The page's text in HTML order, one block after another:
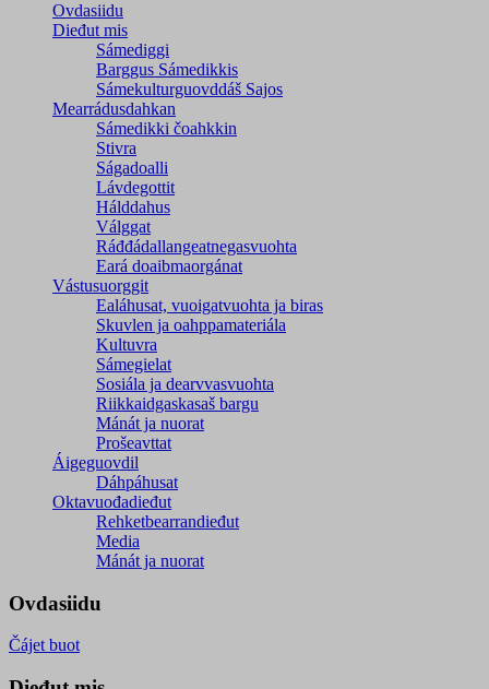
Ovdasiidu
Dieđut mis
Sámediggi
Barggus Sámedikkis
Sámekulturguovddáš Sajos
Mearrádusdahkan
Sámedikki čoahkkin
Stivra
Ságadoalli
Lávdegottit
Hálddahus
Válggat
Ráđđádallangeatnegas­vuohta
Eará doaibmaorgánat
Vástusuorggit
Ealáhusat, vuoigatvuohta ja biras
Skuvlen ja oahppamateriála
Kultuvra
Sámegielat
Sosiála ja dearvvasvuohta
Riikkaidgaskasaš bargu
Mánát ja nuorat
Prošeavttat
Áigeguovdil
Dáhpáhusat
Oktavuođadieđut
Rehketbearrandieđut
Media
Mánát ja nuorat
Ovdasiidu
Čájet buot